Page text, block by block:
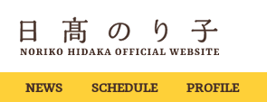
NEWS SCHEDULE PROFILE